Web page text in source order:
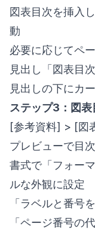
図表目次を挿入
動
必要に応じてペ
見出し「図表目
見出しの下にカ
ステップ3：図表
[参考資料] > [図
プレビューで目
書式で「フォー
ルな外観に設定
「ラベルと番号
「ページ番号の